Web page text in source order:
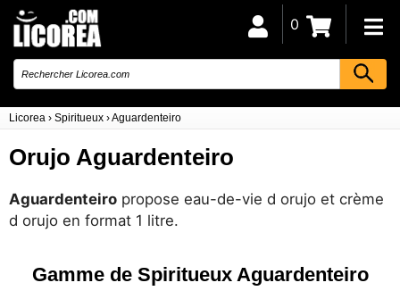
Licorea › Spiritueux ›Aguardenteiro
0
Orujo Aguardenteiro
Aguardenteiro propose eau-de-vie d orujo et crème
d orujo en format 1 litre.
Gamme de Spiritueux Aguardenteiro